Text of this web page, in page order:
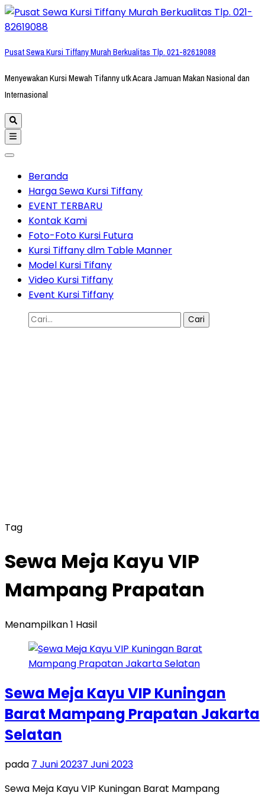
Lompat
ke
(Tekan
Pusat Sewa Kursi Tiffany Murah Berkualitas Tlp. 021-82619088
Menyewakan Kursi Mewah Tifanny utk Acara Jamuan Makan Nasional dan
Internasional
Beranda
Harga Sewa Kursi Tiffany
EVENT TERBARU
Kontak Kami
Foto-Foto Kursi Futura
Kursi Tiffany dlm Table Manner
Model Kursi Tifany
Video Kursi Tiffany
Event Kursi Tiffany
Cari
Tag
Sewa Meja Kayu VIP
Mampang Prapatan
Menampilkan 1 Hasil
Sewa Meja Kayu VIP Kuningan
Barat Mampang Prapatan Jakarta
Selatan
pada 7 Juni 20237 Juni 2023
Sewa Meja Kayu VIP Kuningan Barat Mampang